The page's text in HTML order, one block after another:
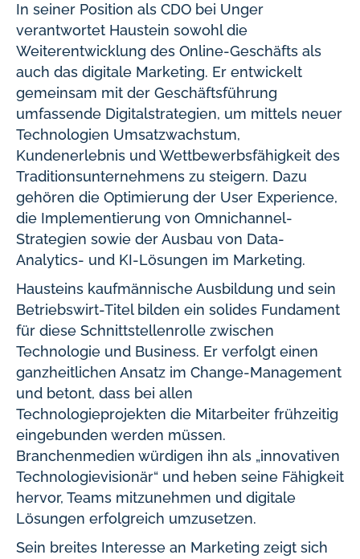
In seiner Position als CDO bei Unger
verantwortet Haustein sowohl die
Weiterentwicklung des Online-Geschäfts als
auch das digitale Marketing. Er entwickelt
gemeinsam mit der Geschäftsführung
umfassende Digitalstrategien, um mittels neuer
Technologien Umsatzwachstum,
Kundenerlebnis und Wettbewerbsfähigkeit des
Traditionsunternehmens zu steigern. Dazu
gehören die Optimierung der User Experience,
die Implementierung von Omnichannel-
Strategien sowie der Ausbau von Data-
Analytics- und KI-Lösungen im Marketing.
Hausteins kaufmännische Ausbildung und sein
Betriebswirt-Titel bilden ein solides Fundament
für diese Schnittstellenrolle zwischen
Technologie und Business. Er verfolgt einen
ganzheitlichen Ansatz im Change-Management
und betont, dass bei allen
Technologieprojekten die Mitarbeiter frühzeitig
eingebunden werden müssen.
Branchenmedien würdigen ihn als „innovativen
Technologievisionär“ und heben seine Fähigkeit
hervor, Teams mitzunehmen und digitale
Lösungen erfolgreich umzusetzen.
Sein breites Interesse an Marketing zeigt sich